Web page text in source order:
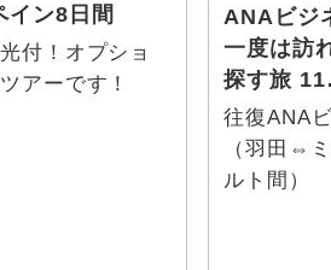
レイス
イン8日間
付！オプショ
アーです！
ANAビジ
一度は訪
探す旅
往復ANA
（羽田⇔
ルト間）